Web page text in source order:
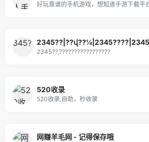
好玩靠谱的手机游戏，想知道手游下载平
2345??,?????????????????
520收录
520收录,自助，秒收录
网赚羊毛网 - 记得保存哦